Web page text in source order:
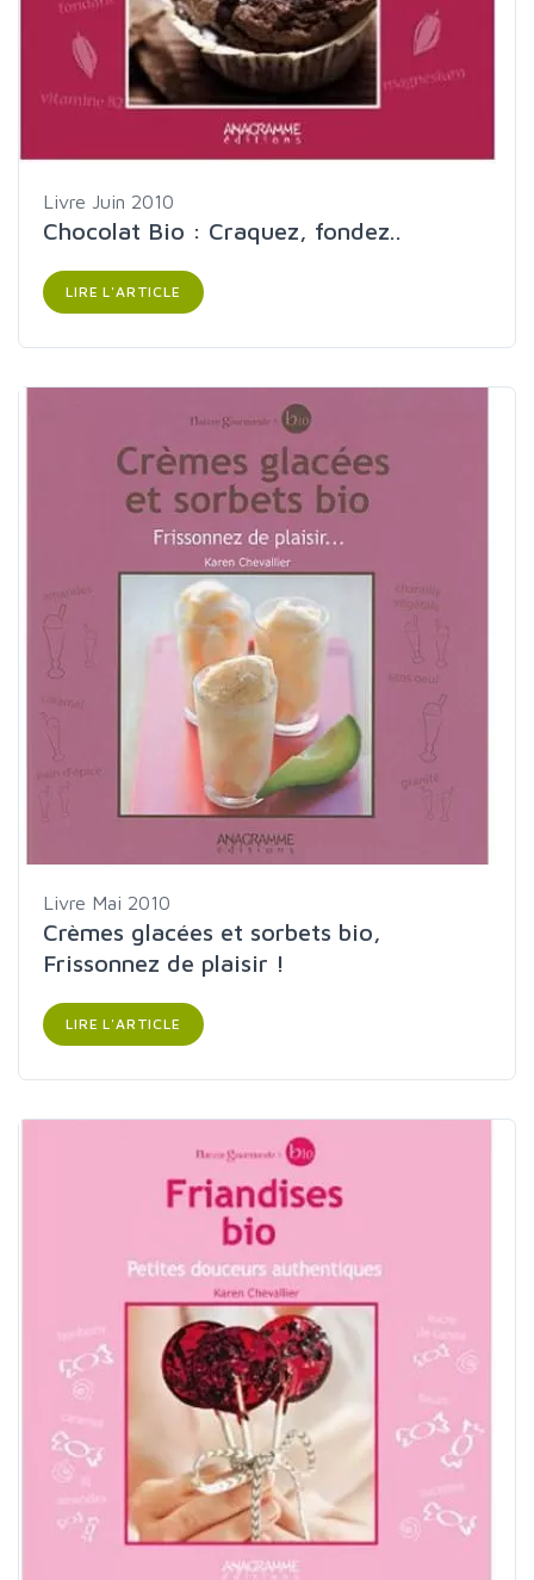
Livre Juin 2010
Chocolat Bio : Craquez, fondez..
LIRE L'ARTICLE
Livre Mai 2010
Crèmes glacées et sorbets bio,
Frissonnez de plaisir !
LIRE L'ARTICLE